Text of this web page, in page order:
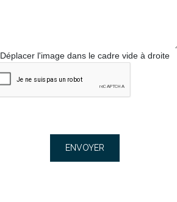
Déplacer l'image dans le cadre vide à droite
ENVOYER